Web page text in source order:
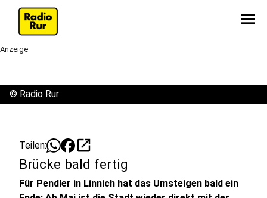
menu
Anzeige
© Radio Rur
Teilen: open_in_new
Brücke bald fertig
Für Pendler in Linnich hat das Umsteigen bald ein